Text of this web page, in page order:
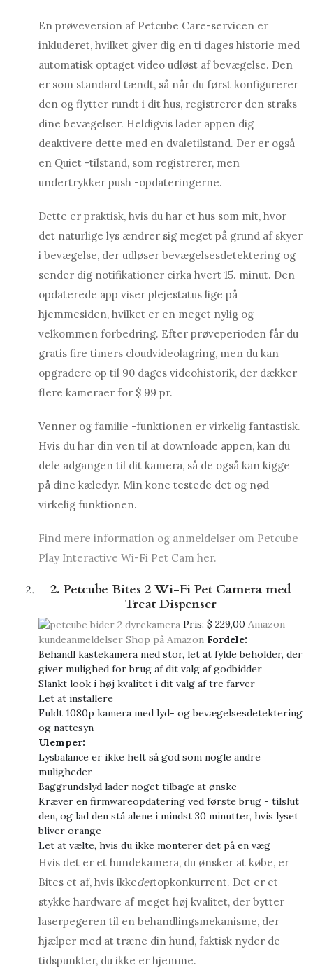
En prøveversion af Petcube Care-servicen er
inkluderet, hvilket giver dig en ti dages historie med
automatisk optaget video udløst af bevægelse. Den
er som standard tændt, så når du først konfigurerer
den og flytter rundt i dit hus, registrerer den straks
dine bevægelser. Heldigvis lader appen dig
deaktivere dette med en dvaletilstand. Der er også
en Quiet -tilstand, som registrerer, men
undertrykker push -opdateringerne.
Dette er praktisk, hvis du har et hus som mit, hvor
det naturlige lys ændrer sig meget på grund af skyer
i bevægelse, der udløser bevægelsesdetektering og
sender dig notifikationer cirka hvert 15. minut. Den
opdaterede app viser plejestatus lige på
hjemmesiden, hvilket er en meget nylig og
velkommen forbedring. Efter prøveperioden får du
gratis fire timers cloudvideolagring, men du kan
opgradere op til 90 dages videohistorik, der dækker
flere kameraer for $ 99 pr.
Venner og familie -funktionen er virkelig fantastisk.
Hvis du har din ven til at downloade appen, kan du
dele adgangen til dit kamera, så de også kan kigge
på dine kæledyr. Min kone testede det og nød
virkelig funktionen.
Find mere information og anmeldelser om Petcube
Play Interactive Wi-Fi Pet Cam her.
2. Petcube Bites 2 Wi-Fi Pet Camera med
Treat Dispenser
Pris: $ 229,00 Amazon
kundeanmeldelser Shop på Amazon Fordele:
Behandl kastekamera med stor, let at fylde beholder, der
giver mulighed for brug af dit valg af godbidder
Slankt look i høj kvalitet i dit valg af tre farver
Let at installere
Fuldt 1080p kamera med lyd- og bevægelsesdetektering
og nattesyn
Ulemper:
Lysbalance er ikke helt så god som nogle andre
muligheder
Baggrundslyd lader noget tilbage at ønske
Kræver en firmwareopdatering ved første brug - tilslut
den, og lad den stå alene i mindst 30 minutter, hvis lyset
bliver orange
Let at vælte, hvis du ikke monterer det på en væg
Hvis det er et hundekamera, du ønsker at købe, er
Bites et af, hvis ikkedettopkonkurrent. Det er et
stykke hardware af meget høj kvalitet, der bytter
laserpegeren til en behandlingsmekanisme, der
hjælper med at træne din hund, faktisk nyder de
tidspunkter, du ikke er hjemme.